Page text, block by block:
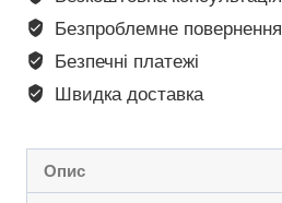
Безпроблемне повернення
Безпечні платежі
Швидка доставка
Опис